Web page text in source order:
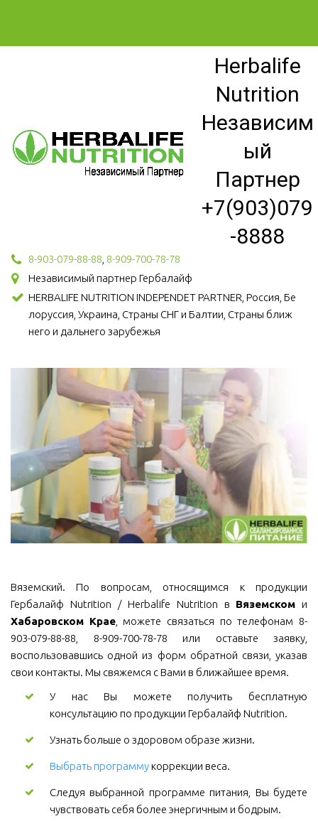
Herbalife
Nutrition
Независим
ый
Партнер
+7(903)079
-8888
8-903-079-88-88 8-909-700-78-78
Независимый партнер Гербалайф
HERBALIFE NUTRITION INDEPENDET PARTNER, Россия, Бе
лоруссия, Украина, Страны СНГ и Балтии, Страны ближ
него и дальнего зарубежья
Вяземский. По вопросам, относящимся к продукции
Гербалайф Nutrition / Herbalife Nutrition в Вяземском и
Хабаровском Крае, можете связаться по телефонам 8-
903-079-88-88, 8-909-700-78-78 или оставьте заявку,
воспользовавшись одной из форм обратной связи, указав
свои контакты. Мы свяжемся с Вами в ближайшее время.
У нас Вы можете получить бесплатную
консультацию по продукции Гербалайф Nutrition.
Узнать больше о здоровом образе жизни.
Выбрать программукоррекции веса.
Следуя выбранной программе питания, Вы будете
чувствовать себя более энергичным и бодрым.